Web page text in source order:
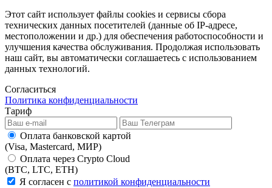
Этот сайт использует файлы cookies и сервисы сбора
технических данных посетителей (данные об IP-адресе,
местоположении и др.) для обеспечения работоспособности и
улучшения качества обслуживания. Продолжая использовать
наш сайт, вы автоматически соглашаетесь с использованием
данных технологий.
Согласиться
Политика конфиденциальности
Тариф
Оплата банковской картой
(Visa, Mastercard, МИР)
Оплата через Crypto Cloud
(BTC, LTC, ETH)
Я согласен с политикой конфиденциальности